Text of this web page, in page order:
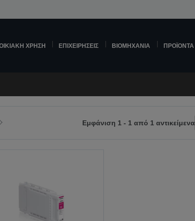
ΧΡΉΣΗ ΕΠΙΧΕΙΡΉΣΕΙΣ ΒΙΟΜΗΧΑΝΊΑ ΠΡΟΪΌΝΤΑ
Εμφάνιση 1 - 1 από 1 αντικείμενα